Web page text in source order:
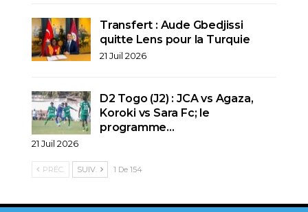
Transfert : Aude Gbedjissi
quitte Lens pour la Turquie
21 Juil 2026
D2 Togo (J2) : JCA vs Agaza,
Koroki vs Sara Fc; le
programme…
21 Juil 2026
PRÉC. SUIV. 1 De 154